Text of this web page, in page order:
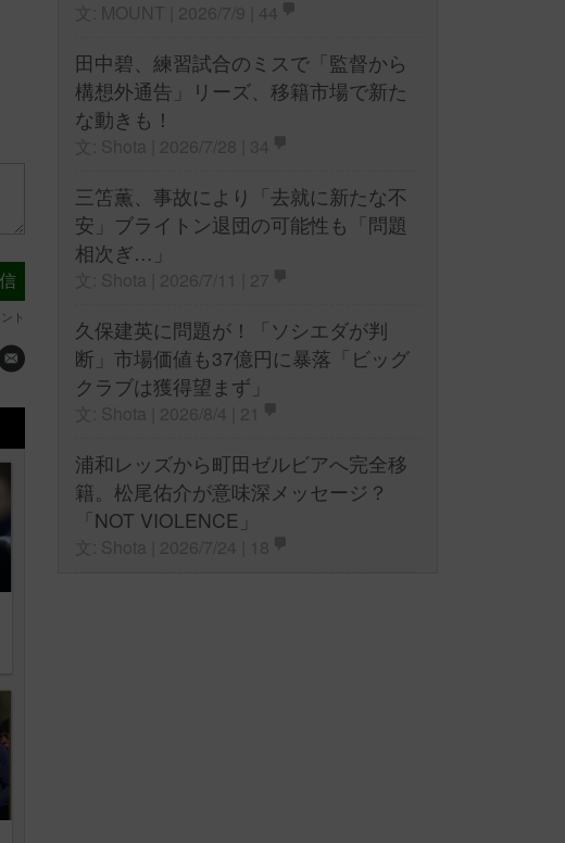
田中碧、練習試合のミスで「監督から
構想外通告」リーズ、移籍市場で新た
な動きも！
三笘薫、事故により「去就に新たな不
安」ブライトン退団の可能性も「問題
相次ぎ…」
久保建英に問題が！「ソシエダが判
断」市場価値も37億円に暴落「ビッグ
クラブは獲得望まず」
浦和レッズから町田ゼルビアへ完全移
籍。松尾佑介が意味深メッセージ？
「NOT VIOLENCE」